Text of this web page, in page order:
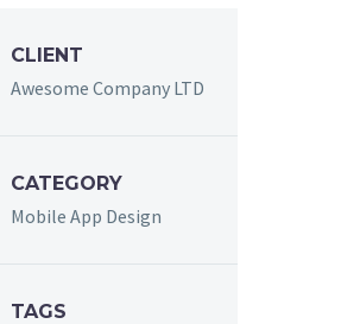
CLIENT
Awesome Company LTD
CATEGORY
Mobile App Design
TAGS